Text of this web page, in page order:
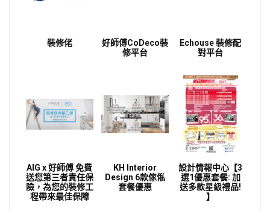
裝修佬
好師傅CoDeco裝
修平台
Echouse 裝修配
對平台
AIG x 好師傅 免費
送您第三者責任保
險，為您的裝修工
程帶來最佳保障
KH Interior
Design 6款傢俬
套餐優惠
設計情報中心【3
選1優惠套餐: 加
送多款星級禮品!
】